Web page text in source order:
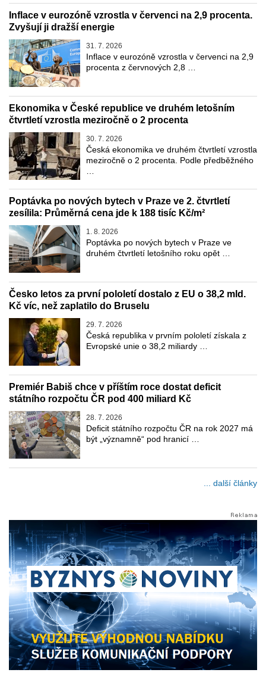
Inflace v eurozóně vzrostla v červenci na 2,9 procenta.
Zvyšují ji dražší energie
31. 7. 2026
Inflace v eurozóně vzrostla v červenci na 2,9
procenta z červnových 2,8 …
Ekonomika v České republice ve druhém letošním
čtvrtletí vzrostla meziročně o 2 procenta
30. 7. 2026
Česká ekonomika ve druhém čtvrtletí vzrostla
meziročně o 2 procenta. Podle předběžného
Poptávka po nových bytech v Praze ve 2. čtvrtletí
zesílila: Průměrná cena jde k 188 tisíc Kč/m²
1. 8. 2026
Poptávka po nových bytech v Praze ve
druhém čtvrtletí letošního roku opět …
Česko letos za první pololetí dostalo z EU o 38,2 mld.
Kč víc, než zaplatilo do Bruselu
29. 7. 2026
Česká republika v prvním pololetí získala z
Evropské unie o 38,2 miliardy …
Premiér Babiš chce v příštím roce dostat deficit
státního rozpočtu ČR pod 400 miliard Kč
28. 7. 2026
Deficit státního rozpočtu ČR na rok 2027 má
být „významně“ pod hranicí …
... další články